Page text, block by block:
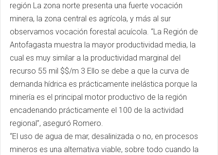
región La zona norte presenta una fuerte vocación
minera, la zona central es agrícola, y más al sur
observamos vocación forestal acuícola. “La Región de
Antofagasta muestra la mayor productividad media, la
cual es muy similar a la productividad marginal del
recurso 55 mil $$/m 3 Ello se debe a que la curva de
demanda hídrica es prácticamente inelástica porque la
minería es el principal motor productivo de la región
encadenando prácticamente el 100 de la actividad
regional”, aseguró Romero.
“El uso de agua de mar, desalinizada o no, en procesos
mineros es una alternativa viable, sobre todo cuando la